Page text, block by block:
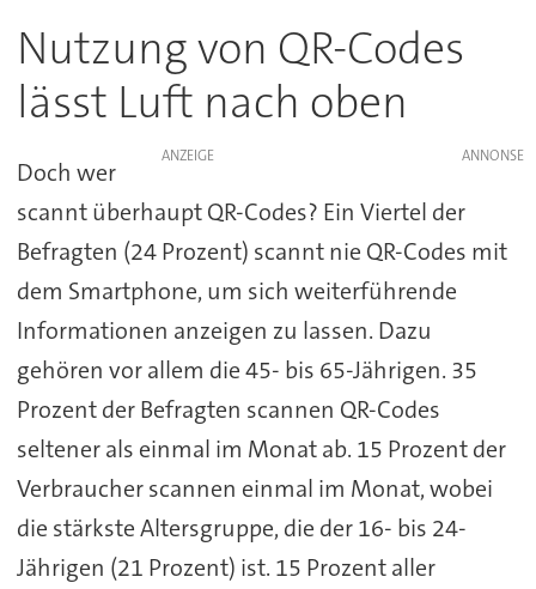
Nutzung von QR-Codes
lässt Luft nach oben
ANZEIGE
Doch wer
scannt überhaupt QR-Codes? Ein Viertel der
Befragten (24 Prozent) scannt nie QR-Codes mit
dem Smartphone, um sich weiterführende
Informationen anzeigen zu lassen. Dazu
gehören vor allem die 45- bis 65-Jährigen. 35
Prozent der Befragten scannen QR-Codes
seltener als einmal im Monat ab. 15 Prozent der
Verbraucher scannen einmal im Monat, wobei
die stärkste Altersgruppe, die der 16- bis 24-
Jährigen (21 Prozent) ist. 15 Prozent aller